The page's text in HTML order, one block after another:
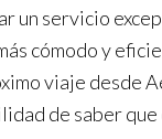
un servicio
cómodo y
viaje desde
de saber que